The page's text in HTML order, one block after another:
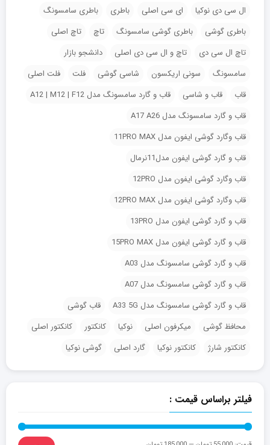
ال سی دی نوکیا ای سی اصلی باطری
باطری سامسونگ
باطری گوشی
باطری گوشی سامسونگ تاچ
تاچ اصلی
تاچ ال سی دی
تاچ و ال سی دی اصلی
دانشجو بازار
سامسونگ
سونی اریکسون شاسی گوشی فلت
فلت اصلی
قاب
قاب و شاسی
قاب و گارد سامسونگ مدل A12 | M12 | F12
قاب و گارد سامسونگ مدل A17 A26
قاب وگارد گوشی ایفون مدل 11PRO MAX
قاب و گارد گوشی ایفون مدل11نرمال
قاب وگارد گوشی ایفون مدل 12PRO
قاب وگارد گوشی ایفون مدل 12PRO MAX
قاب و گارد گوشی ایفون مدل 13PRO
قاب و گارد گوشی ایفون مدل 15PRO MAX
قاب و گارد گوشی سامسونگ مدل A03
قاب و گارد گوشی سامسونگ مدل A07
قاب و گارد گوشی سامسونگ مدل A33 5G
قاب گوشی
محافظ گوشی
میکرفون اصلی نوکیا کانکتور
کانکتور اصلی
کانکتور شارژ
کانکتور نوکیا گارد اصلی گوشی نوکیا
فیلتر براساس قیمت :